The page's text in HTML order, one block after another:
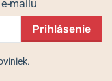
mailu
Prihlásenie